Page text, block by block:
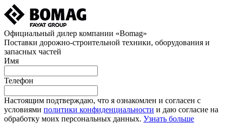
Официальный дилер компании «Bomag»
Поставки дорожно-строительной техники, оборудования и
запасных частей
Имя
Телефон
Настоящим подтверждаю, что я ознакомлен и согласен с
условиями политики конфиденциальности и даю согласие на
обработку моих персональных данных. Узнать больше